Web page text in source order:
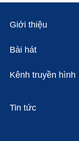
Giới thiệu
Bài hát
Kênh truyền hình
Tin tức